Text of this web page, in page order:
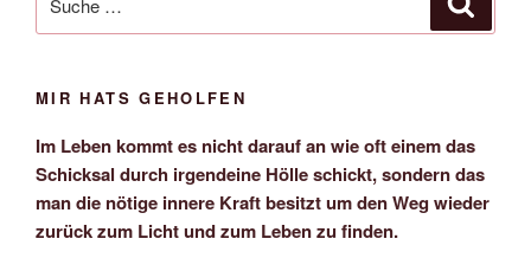
nach:
MIR HATS GEHOLFEN
Im Leben kommt es nicht darauf an wie oft einem das
Schicksal durch irgendeine Hölle schickt, sondern das
man die nötige innere Kraft besitzt um den Weg wieder
zurück zum Licht und zum Leben zu finden.